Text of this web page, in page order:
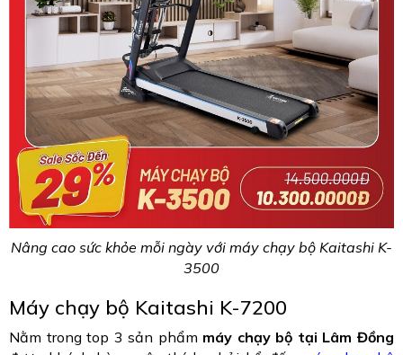
Nâng cao sức khỏe mỗi ngày với máy chạy bộ Kaitashi K-
3500
Máy chạy bộ Kaitashi K-7200
Nằm trong top 3 sản phẩm máy chạy bộ tại Lâm Đồng